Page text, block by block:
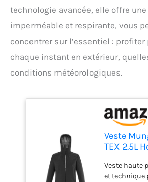
technologie avancée, elle offre
imperméable et respirante, vous
concentrer sur l’essentiel :
chaque instant en extérieur,
conditions météorologiques.
Veste
TEX 2.5L
Veste haute
et technique